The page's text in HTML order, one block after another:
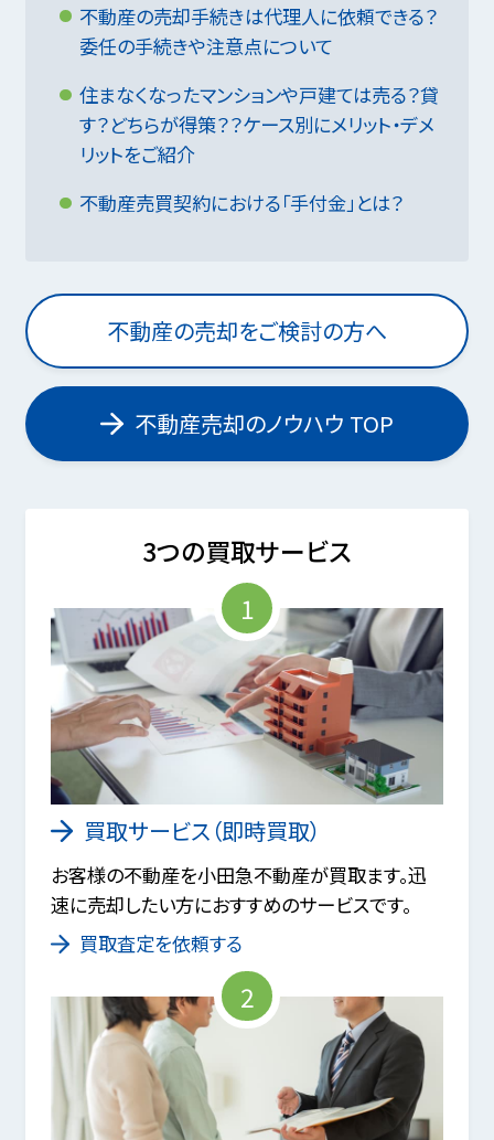
不動産の売却手続きは代理人に依頼できる？
委任の手続きや注意点について
住まなくなったマンションや戸建ては売る？貸
す？どちらが得策？？ケース別にメリット・デメ
リットをご紹介
不動産売買契約における「手付金」とは？
不動産の売却をご検討の方へ
不動産売却のノウハウ TOP
3つの買取サービス
1
買取サービス（即時買取）
お客様の不動産を小田急不動産が買取ます。迅
速に売却したい方におすすめのサービスです。
買取査定を依頼する
2